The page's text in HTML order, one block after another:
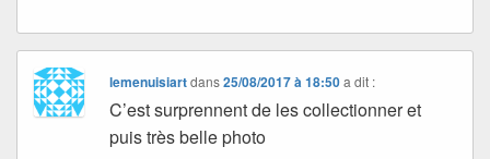
lemenuisiartdans25/08/2017 à 18:50 a dit :
C’est surprennent de les collectionner et
puis très belle photo